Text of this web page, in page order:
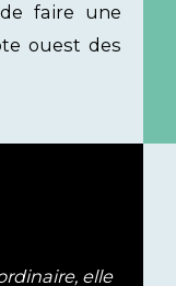
faire une
ouest des
elle